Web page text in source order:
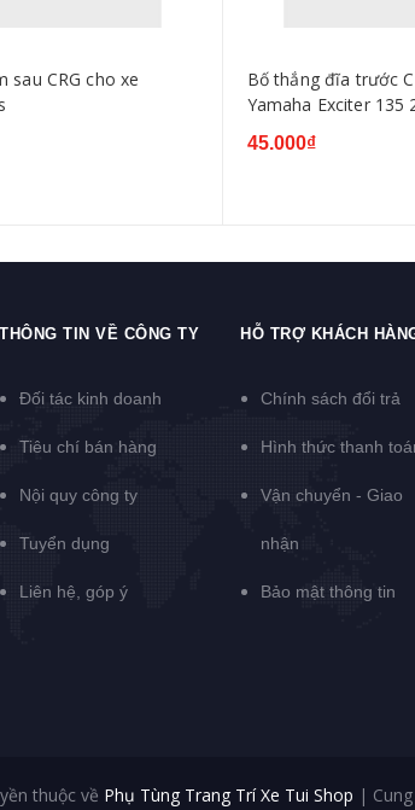
sau CRG cho xe
Bố thắng đĩa trước
Yamaha Exciter 135
2010
45.000₫
THÔNG TIN VỀ CÔNG TY
Đối tác kinh doanh
Tiêu chí bán hàng
Nội quy công ty
Tuyển dụng
Liên hệ, góp ý
HỖ TRỢ KHÁCH
Chính sách đổi trả
Hình thức thanh
Vận chuyển - Giao
nhận
Bảo mật thông tin
thuộc về Phụ Tùng Trang Trí Xe Tui Shop |